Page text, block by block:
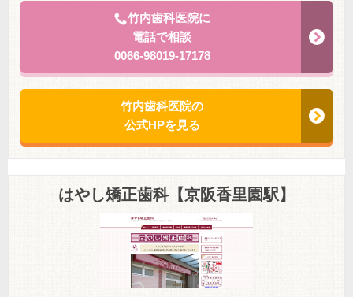
竹内歯科医院に
電話で相談
0066-98019-17178
竹内歯科医院の
公式HPを見る
はやし矯正歯科【京阪香里園駅】